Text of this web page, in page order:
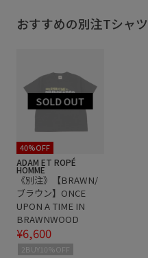
機能的 機能的なデザイン
おすすめの別注Tシャツ
40%OFF
ADAM ET ROPÉ
HOMME
《別注》【BRAWN/
ブラウン】ONCE
UPON A TIME IN
BRAWNWOOD
¥6,600
2BUY10%OFF